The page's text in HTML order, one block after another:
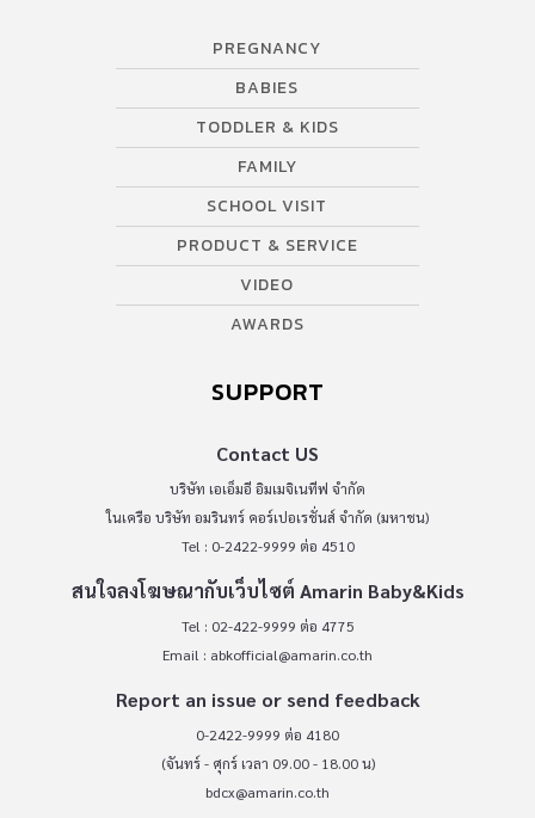
ทดลองกับสัตว์ ป้องกันการซึมซับถึง 3 ชั้น และระบายอากาศได้อย่างดี
PREGNANCY
BABIES
TODDLER & KIDS
FAMILY
SCHOOL VISIT
PRODUCT & SERVICE
VIDEO
AWARDS
SUPPORT
Contact US
บริษัท เอเอ็มอี อิมเมจิเนทีฟ จำกัด
ในเครือ บริษัท อมรินทร์ คอร์เปอเรชั่นส์ จำกัด (มหาชน)
Tel : 0-2422-9999 ต่อ 4510
สนใจลงโฆษณากับเว็บไซต์ Amarin Baby&Kids
Tel : 02-422-9999 ต่อ 4775
Email : abkofficial@amarin.co.th
Report an issue or send feedback
0-2422-9999 ต่อ 4180
(จันทร์ - ศุกร์ เวลา 09.00 - 18.00 น)
bdcx@amarin.co.th